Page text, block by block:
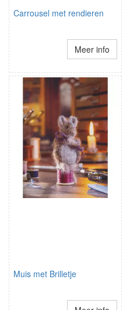
Carrousel met rendieren
Meer info
Muis met Brilletje